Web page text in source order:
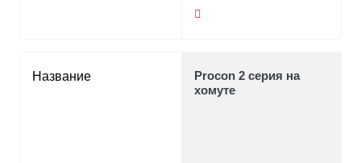
Название
Procon 2 серия на
хомуте